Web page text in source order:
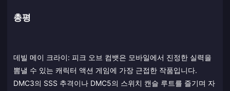
총평
데빌 메이 크라이: 피크 오브 컴뱃은 모바일에서 진정한 실력을
뽐낼 수 있는 캐릭터 액션 게임에 가장 근접한 작품입니다.
DMC3의 SSS 추격이나 DMC5의 스위치 캔슬 루트를 즐기며 자